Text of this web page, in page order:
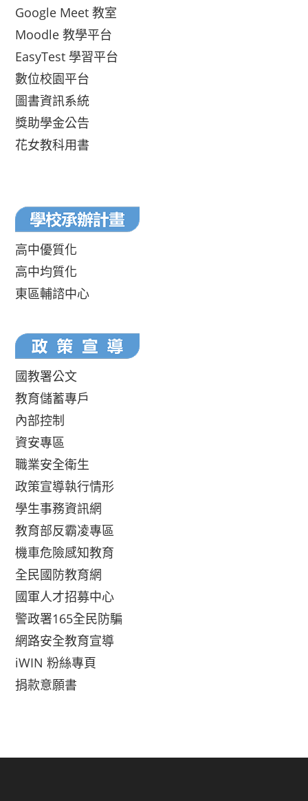
Google Meet 教室
Moodle 教學平台
EasyTest 學習平台
數位校園平台
圖書資訊系統
獎助學金公告
花女教科用書
高中優質化
高中均質化
東區輔諮中心
國教署公文
教育儲蓄專戶
內部控制
資安專區
職業安全衛生
政策宣導執行情形
學生事務資訊網
教育部反霸凌專區
機車危險感知教育
全民國防教育網
國軍人才招募中心
警政署165全民防騙
網路安全教育宣導
iWIN 粉絲專頁
捐款意願書